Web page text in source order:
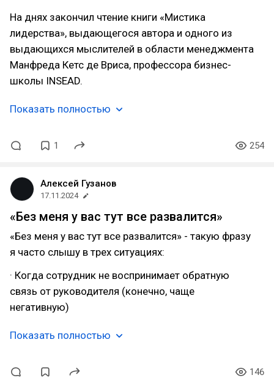
На днях закончил чтение книги «Мистика
лидерства», выдающегося автора и одного из
выдающихся мыслителей в области менеджмента
Манфреда Кетс де Вриса, профессора бизнес-
школы INSEAD.
Показать полностью
1 254
Алексей Гузанов
17.11.2024
«Без меня у вас тут все развалится»
«Без меня у вас тут все развалится» - такую фразу
я часто слышу в трех ситуациях:
· Когда сотрудник не воспринимает обратную
связь от руководителя (конечно, чаще
негативную)
Показать полностью
146